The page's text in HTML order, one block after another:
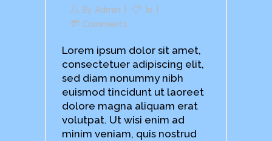
By Admin
In
Comments
Lorem ipsum dolor sit amet,
consectetuer adipiscing elit,
sed diam nonummy nibh
euismod tincidunt ut laoreet
dolore magna aliquam erat
volutpat. Ut wisi enim ad
minim veniam, quis nostrud